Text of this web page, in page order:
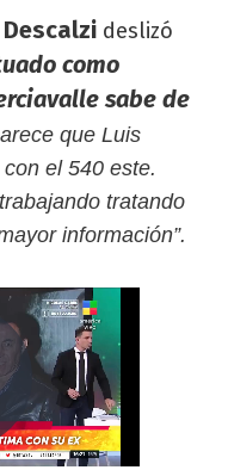
Descalzi deslizó
como
sabe de
que Luis
el 540 este.
tratando
información”.